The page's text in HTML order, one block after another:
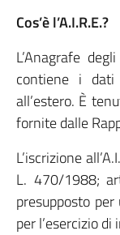
Cos’è l’A.I.R.E.?
L’Anagrafe
contiene i
all’estero. È
fornite dalle
L’iscrizione
L. 470/1988;
presupposto
per l’esercizio